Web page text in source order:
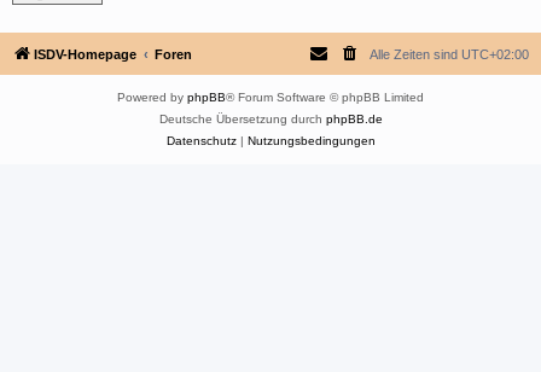
ISDV-Homepage Foren Alle Zeiten sind UTC+02:00
Powered by phpBB® Forum Software © phpBB Limited
Deutsche Übersetzung durch phpBB.de
Datenschutz| Nutzungsbedingungen